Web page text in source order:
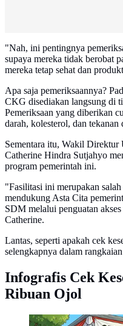
"Nah, ini pentingnya
supaya mereka tidak berobat
mereka tetap sehat dan
Apa saja pemeriksaannya?
CKG disediakan langsung di
Pemeriksaan yang diberikan
darah, kolesterol, dan tekanan
Sementara itu, Wakil
Catherine Hindra Sutjahyo
program pemerintah ini.
"Fasilitasi ini merupakan
mendukung Asta Cita
SDM melalui penguatan
Catherine.
Lantas, seperti apakah cek
selengkapnya dalam
Infografis Cek
Ribuan Ojol
Infografis Cek